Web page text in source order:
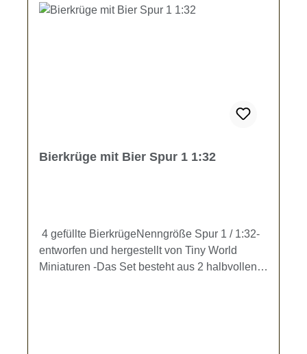
Bierkrüge mit Bier Spur 1 1:32
4 gefüllte BierkrügeNenngröße Spur 1 / 1:32-
entworfen und hergestellt von Tiny World
Miniaturen -Das Set besteht aus 2 halbvollen